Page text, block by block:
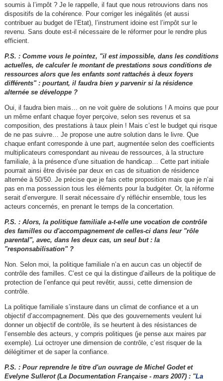
soumis à l’impôt ? Je le rappelle, il faut que nous retrouvions dans nos
dispositifs de la cohérence. Pour corriger les inégalités (et aussi
contribuer au budget de l’Etat), l’instrument idoine est l’impôt sur le
revenu. Sans doute est-il nécessaire de le réformer pour le rendre plus
efficient.
P.S. : Comme vous le pointez, "il est impossible, dans les conditions
actuelles, de calculer le montant de prestations sous conditions de
ressources alors que les enfants sont rattachés à deux foyers
différents" : pourtant, il faudra bien y parvenir si la résidence
alternée se développe ?
Oui, il faudra bien mais… on ne voit guère de solutions ! A moins que pour
un même enfant chaque foyer perçoive, selon ses revenus et sa
composition, des prestations à taux plein ! Mais c’est le budget qui risque
de ne pas suivre… Je propose une autre solution dans le livre. Que
chaque enfant corresponde à une part, augmentée selon des coefficients
multiplicateurs correspondant au niveau de ressources, à la structure
familiale, à la présence d’une situation de handicap… Cette part initiale
pourrait ainsi être divisée par deux en cas de situation de résidence
alternée à 50/50. Je précise que je fais cette proposition mais que je n’ai
pas en ma possession tous les éléments pour la budgéter. Or, la réforme
serait d’envergure. Il serait nécessaire d’y réfléchir ensemble, tous les
acteurs concernés, en prenant le temps de la concertation.
P.S. : Alors, la politique familiale a-t-elle une vocation de contrôle
des familles ou d'accompagnement de celles-ci dans leur "rôle
parental", avec, dans les deux cas, un seul but : la
"responsabilisation" ?
Non. Selon moi, la politique familiale n’a en aucun cas un objectif de
contrôle des familles. C’est ce qui la distingue d’ailleurs de la politique de
protection de l’enfance qui peut revêtir, aussi, cette dimension de
contrôle.
La politique familiale s’instaure dans un climat de confiance et a un
objectif d’accompagnement. Dès que des gouvernements veulent lui
donner un objectif de contrôle, ils se heurtent à des résistances de
l’ensemble des acteurs, y compris politiques (je pense aux maires par
exemple). Lui octroyer une dimension de contrôle, c’est risquer de la
délégitimer et de saper la confiance.
P.S. : Pour reprendre le titre d'un ouvrage de Michel Godet et
Evelyne Sullerot (La Documentation Française - mars 2007) : "La